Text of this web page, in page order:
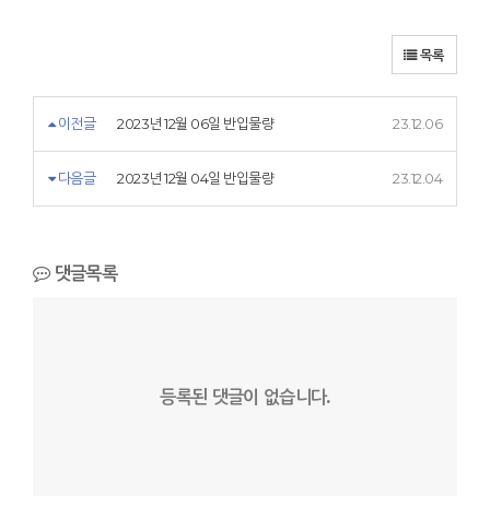
목록
이전글 2023년 12월 06일 반입물량 23.12.06
다음글 2023년 12월 04일 반입물량 23.12.04
댓글목록
등록된 댓글이 없습니다.